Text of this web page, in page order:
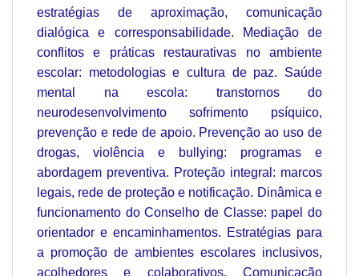
estratégias de aproximação, comunicação
dialógica e corresponsabilidade. Mediação de
conflitos e práticas restaurativas no ambiente
escolar: metodologias e cultura de paz. Saúde
mental na escola: transtornos do
neurodesenvolvimento sofrimento psíquico,
prevenção e rede de apoio. Prevenção ao uso de
drogas, violência e bullying: programas e
abordagem preventiva. Proteção integral: marcos
legais, rede de proteção e notificação. Dinâmica e
funcionamento do Conselho de Classe: papel do
orientador e encaminhamentos. Estratégias para
a promoção de ambientes escolares inclusivos,
acolhedores e colaborativos. Comunicação